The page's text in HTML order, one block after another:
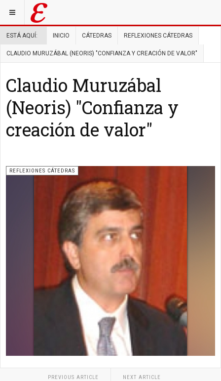
ESTÁ AQUÍ: INICIO CÁTEDRAS REFLEXIONES CÁTEDRAS
CLAUDIO MURUZÁBAL (NEORIS) "CONFIANZA Y CREACIÓN DE VALOR"
Claudio Muruzábal
(Neoris) "Confianza y
creación de valor"
REFLEXIONES CÁTEDRAS
PREVIOUS ARTICLE NEXT ARTICLE